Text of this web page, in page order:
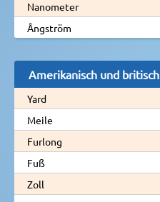
Nanometer
Ångström
Amerikanisch und britisch
Yard
Meile
Furlong
Fuß
Zoll